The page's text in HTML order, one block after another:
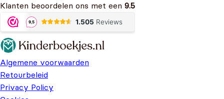
Klanten beoordelen ons met een 9.5
Algemene voorwaarden
Retourbeleid
Privacy Policy